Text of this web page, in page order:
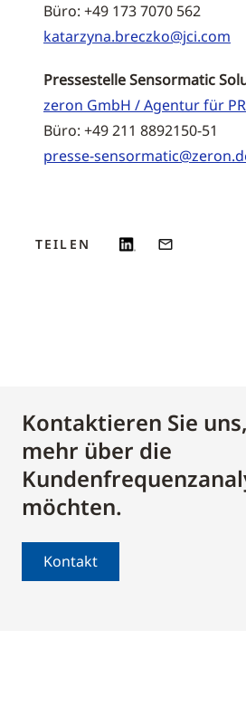
Büro: +49 173 7070 562
katarzyna.breczko@jci.com
Pressestelle Sensormatic
zeron GmbH / Agentur für
Büro: +49 211 8892150-51
presse-
TEILEN
Kontaktieren Sie
mehr über die
möchten.
Kontakt